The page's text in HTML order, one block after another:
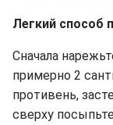
Легкий способ
Сначала
примерно 2
противень,
сверху